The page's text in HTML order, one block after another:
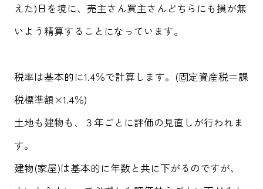
えた)日を境に、売主さん買主さんどちらにも損が無
いよう精算することになっています。
税率は基本的に1.4％で計算します。(固定資産税＝課
税標準額×1.4％)
土地も建物も、３年ごとに評価の見直しが行われま
す。
建物(家屋)は基本的に年数と共に下がるのですが、